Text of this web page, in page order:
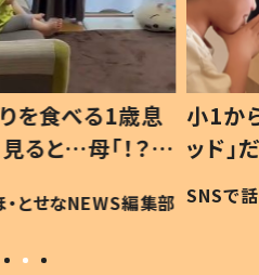
を食べる1歳息
と…母「！？」
の投稿に「可愛
現行犯〜」
・とせなNEWS編集部
小1か
ッド
作り
#令和
SNSで